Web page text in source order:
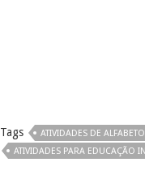
Tags ATIVIDADES DE ALFABETO
ATIVIDADES PARA EDUCAÇÃO